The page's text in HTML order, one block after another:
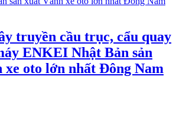
truyền cầu trục, cẩu quay
ENKEI Nhật Bản sản
xe oto lớn nhất Đông Nam